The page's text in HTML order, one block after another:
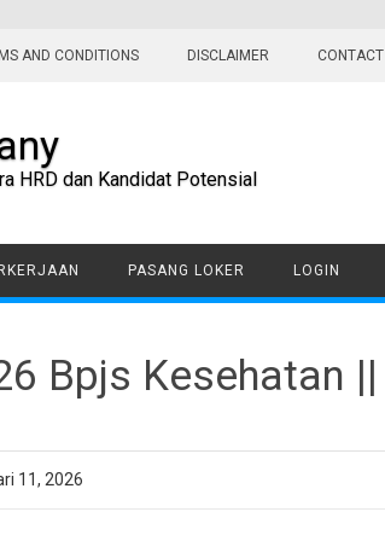
AND CONDITIONS DISCLAIMER
HRD dan Kandidat Potensial
PASANG LOKER LOGIN
Bpjs Kesehatan
11, 2026